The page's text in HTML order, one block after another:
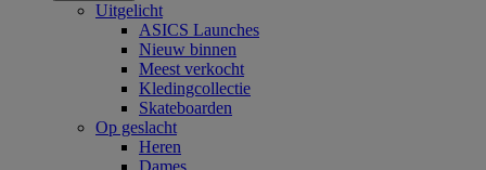
Uitgelicht
ASICS Launches
Nieuw binnen
Meest verkocht
Kledingcollectie
Skateboarden
Op geslacht
Heren